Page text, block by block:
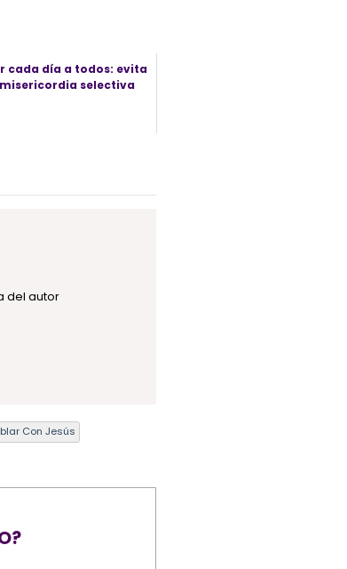
cada día a todos: evita
selectiva
del autor
Con Jesús